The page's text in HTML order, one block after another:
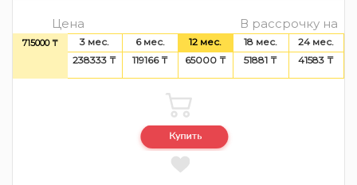
Цена В рассрочку на
715000 ₸ 3 мес. 6 мес. 12 мес. 18 мес.
24 мес.
238333 ₸
119166 ₸ 65000 ₸ 51881 ₸ 41583 ₸